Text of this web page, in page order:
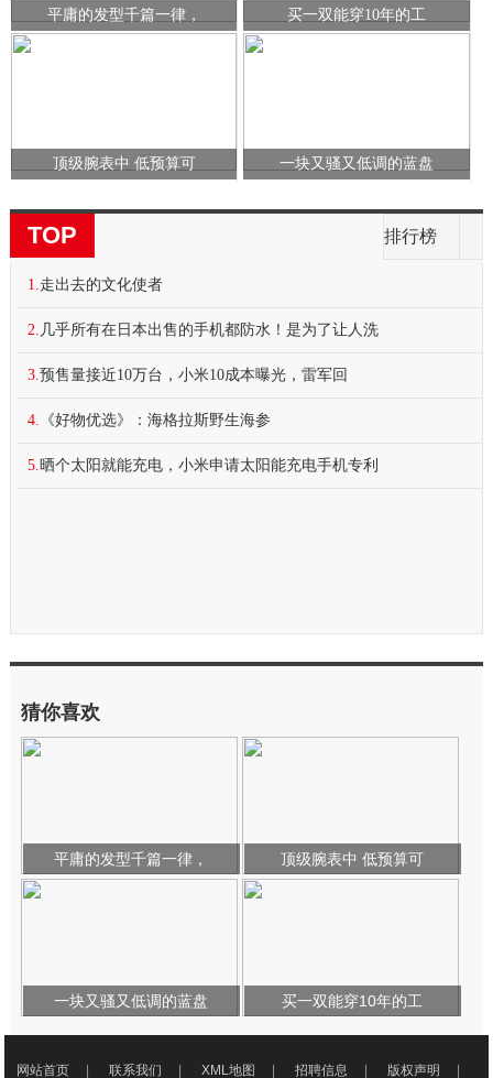
平庸的发型千篇一律， 买一双能穿10年的工
顶级腕表中 低预算可 一块又骚又低调的蓝盘
TOP 排行榜
1. 走出去的文化使者
2. 几乎所有在日本出售的手机都防水！是为了让人洗
3. 预售量接近10万台，小米10成本曝光，雷军回
4. 《好物优选》：海格拉斯野生海参
5. 晒个太阳就能充电，小米申请太阳能充电手机专利
猜你喜欢
平庸的发型千篇一律， 顶级腕表中 低预算可
一块又骚又低调的蓝盘 买一双能穿10年的工
网站首页 | 联系我们 | XML地图 | 招聘信息 | 版权声明 |